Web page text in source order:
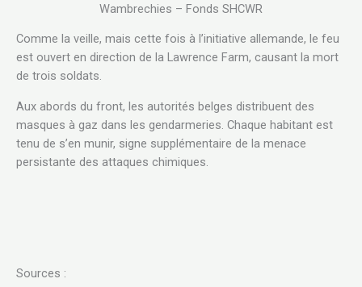
Wambrechies – Fonds SHCWR
Comme la veille, mais cette fois à l’initiative allemande, le feu
est ouvert en direction de la Lawrence Farm, causant la mort
de trois soldats.
Aux abords du front, les autorités belges distribuent des
masques à gaz dans les gendarmeries. Chaque habitant est
tenu de s’en munir, signe supplémentaire de la menace
persistante des attaques chimiques.
Sources :